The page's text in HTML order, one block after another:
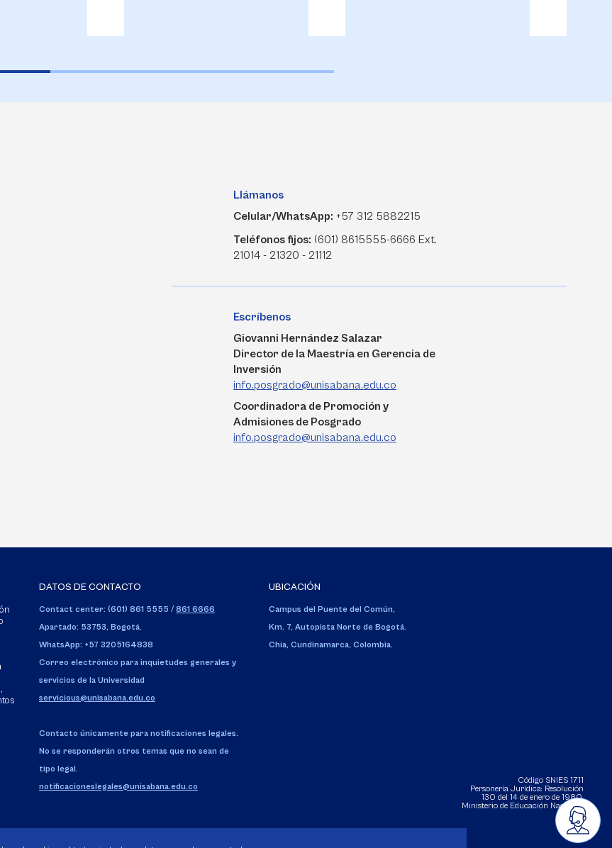
Llámanos
Celular/WhatsApp: +57 312 5882215
Teléfonos fijos: (601) 8615555-6666 Ext.
21014 - 21320 - 21112
Escríbenos
Giovanni Hernández Salazar
Director de la Maestría en Gerencia de
Inversión
info.posgrado@unisabana.edu.co
Coordinadora de Promoción y
Admisiones de Posgrado
info.posgrado@unisabana.edu.co
DATOS DE CONTACTO
Contact center: (601) 861 5555 / 861 6666
Apartado: 53753, Bogotá.
WhatsApp: +57 3205164838
Correo electrónico para inquietudes generales y
servicios de la Universidad
servicious@unisabana.edu.co
Contacto únicamente para notificaciones legales.
No se responderán otros temas que no sean de
tipo legal.
notificacioneslegales@unisabana.edu.co
UBICACIÓN
Campus del Puente del Común,
Km. 7, Autopista Norte de Bogotá.
Chía, Cundinamarca, Colombia.
Código SNIES 1711
Personería Jurídica: Resolución
130 del 14 de enero de 1980.
Ministerio de Educación Nacional.